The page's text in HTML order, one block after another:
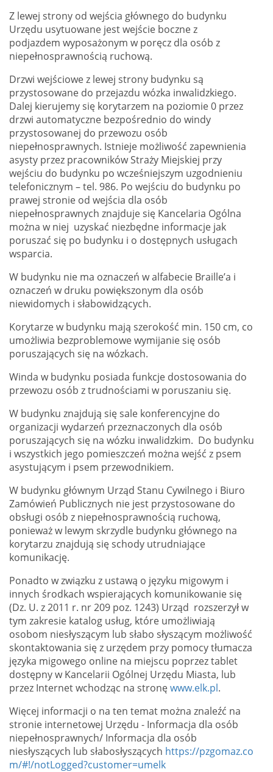
Z lewej strony od wejścia głównego do budynku
Urzędu usytuowane jest wejście boczne z
podjazdem wyposażonym w poręcz dla osób z
niepełnosprawnością ruchową.
Drzwi wejściowe z lewej strony budynku są
przystosowane do przejazdu wózka inwalidzkiego.
Dalej kierujemy się korytarzem na poziomie 0 przez
drzwi automatyczne bezpośrednio do windy
przystosowanej do przewozu osób
niepełnosprawnych. Istnieje możliwość zapewnienia
asysty przez pracowników Straży Miejskiej przy
wejściu do budynku po wcześniejszym uzgodnieniu
telefonicznym – tel. 986. Po wejściu do budynku po
prawej stronie od wejścia dla osób
niepełnosprawnych znajduje się Kancelaria Ogólna
można w niej uzyskać niezbędne informacje jak
poruszać się po budynku i o dostępnych usługach
wsparcia.
W budynku nie ma oznaczeń w alfabecie Braille’a i
oznaczeń w druku powiększonym dla osób
niewidomych i słabowidzących.
Korytarze w budynku mają szerokość min. 150 cm, co
umożliwia bezproblemowe wymijanie się osób
poruszających się na wózkach.
Winda w budynku posiada funkcje dostosowania do
przewozu osób z trudnościami w poruszaniu się.
W budynku znajdują się sale konferencyjne do
organizacji wydarzeń przeznaczonych dla osób
poruszających się na wózku inwalidzkim. Do budynku
i wszystkich jego pomieszczeń można wejść z psem
asystującym i psem przewodnikiem.
W budynku głównym Urząd Stanu Cywilnego i Biuro
Zamówień Publicznych nie jest przystosowane do
obsługi osób z niepełnosprawnością ruchową,
ponieważ w lewym skrzydle budynku głównego na
korytarzu znajdują się schody utrudniające
komunikację.
Ponadto w związku z ustawą o języku migowym i
innych środkach wspierających komunikowanie się
(Dz. U. z 2011 r. nr 209 poz. 1243) Urząd rozszerzył w
tym zakresie katalog usług, które umożliwiają
osobom niesłyszącym lub słabo słyszącym możliwość
skontaktowania się z urzędem przy pomocy tłumacza
języka migowego online na miejscu poprzez tablet
dostępny w Kancelarii Ogólnej Urzędu Miasta, lub
przez Internet wchodząc na stronęwww.elk.pl.
Więcej informacji o na ten temat można znaleźć na
stronie internetowej Urzędu - Informacja dla osób
niepełnosprawnych/ Informacja dla osób
niesłyszących lub słabosłyszących https://pzgomaz.co
m/#!/notLogged?customer=umelk